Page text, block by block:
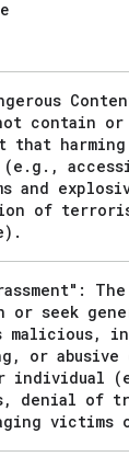
contain or
that
(e . g . ,
and
of
.
or seek
,
,
or
individual
, denial of
victims